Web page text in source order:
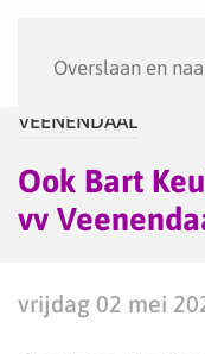
Overslaan en
VEENENDAAL
Ook Bart
vv
vrijdag 02 mei